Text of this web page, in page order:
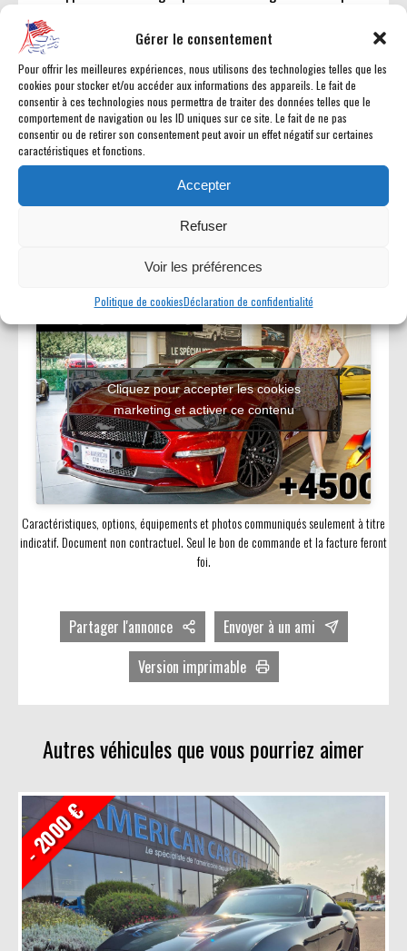
Gérer le consentement
Pour offrir les meilleures expériences, nous utilisons des technologies telles que les
cookies pour stocker et/ou accéder aux informations des appareils. Le fait de
consentir à ces technologies nous permettra de traiter des données telles que le
comportement de navigation ou les ID uniques sur ce site. Le fait de ne pas
consentir ou de retirer son consentement peut avoir un effet négatif sur certaines
caractéristiques et fonctions.
Accepter
Refuser
Voir les préférences
Politique de cookiesDéclaration de confidentialité
/ Capteur de pluie / Essuie-glace automatique / Entrée et
démarrage sans clé / Echappement double / Assistance au
freinage d?urgence / Système ABS sur les 4 roues / Freins
performance / Volant en cuir / Ordinateur de bord /
Système de navigation avec GPS Europe / Aide au
stationnement arrière / Système d'alarme périmémètrique
avec détecteur d?intrusion / Sync III / Éclairage intérieur
ambiant / Sièges cuir rouge chauffants & ventilés / Apple
carplay / Suspensions MAGNERIDE / Malus de 4935 EUR à
prévoir
Cliquez pour accepter les cookies
marketing et activer ce contenu
Caractéristiques, options, équipements et photos communiqués seulement à titre
indicatif. Document non contractuel. Seul le bon de commande et la facture feront
foi.
Partager l'annonce Envoyer à un ami
Version imprimable
Autres véhicules que vous pourriez aimer
- 2000 €